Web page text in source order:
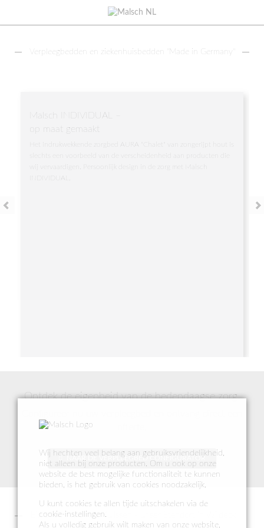
Verpleegbedden en ziekenhuisbedden "Made in Germany"
Malsch INDIVIDUAL –
op maat gemaakt
Het indrukwekkende zorgbed AURA "Chalet" van zongerijpt hout is
slechts een voorbeeld van de verscheidenheid aan producten die
wij vervaardigen. Persoonlijk design in de zorg met Malsch
INDIVIDUAL.
Ontdek de eigenheid van de hedendaagse zorg.
NAAR DE VERPLEEGBED CONFIGURATOR
Ein Blick hinter die Kulissen - unser Standort in Wildeck
Wij hechten veel belang aan gebruiksvriendelijkheid,
niet alleen bij onze producten. Om u ook op onze
website de best mogelijke functionaliteit te kunnen
bieden, is het gebruik van cookies noodzakelijk.
U kunt cookies te allen tijde uitschakelen via de
cookie-instellingen.
Als u volledig gebruik wilt maken van onze website,